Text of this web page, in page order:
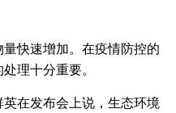
快速增加。在疫情防控的
理十分重要。
在发布会上说，生态环境